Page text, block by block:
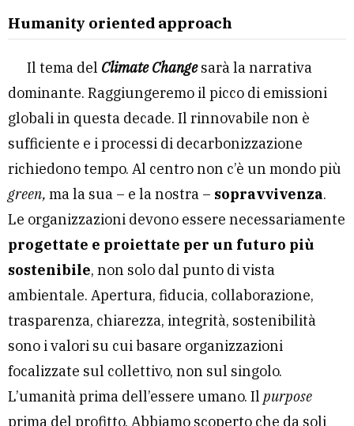
Humanity oriented approach
Il tema del Climate Changesarà la narrativa
dominante. Raggiungeremo il picco di emissioni
globali in questa decade. Il rinnovabile non è
sufficiente e i processi di decarbonizzazione
richiedono tempo. Al centro non c’è un mondo più
green, ma la sua – e la nostra – sopravvivenza.
Le organizzazioni devono essere necessariamente
progettate e proiettate per un futuro più
sostenibile, non solo dal punto di vista
ambientale. Apertura, fiducia, collaborazione,
trasparenza, chiarezza, integrità, sostenibilità
sono i valori su cui basare organizzazioni
focalizzate sul collettivo, non sul singolo.
L’umanità prima dell’essere umano. Il purpose
prima del profitto. Abbiamo scoperto che da soli